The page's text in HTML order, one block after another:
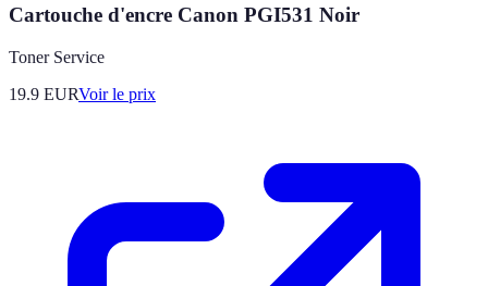
Cartouche d'encre Canon PGI531 Noir
Toner Service
19.9 EURVoir le prix